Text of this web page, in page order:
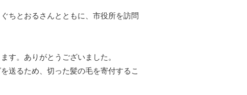
ちとおるさんとともに、市役所を訪問
す。ありがとうございました。
送るため、切った髪の毛を寄付するこ